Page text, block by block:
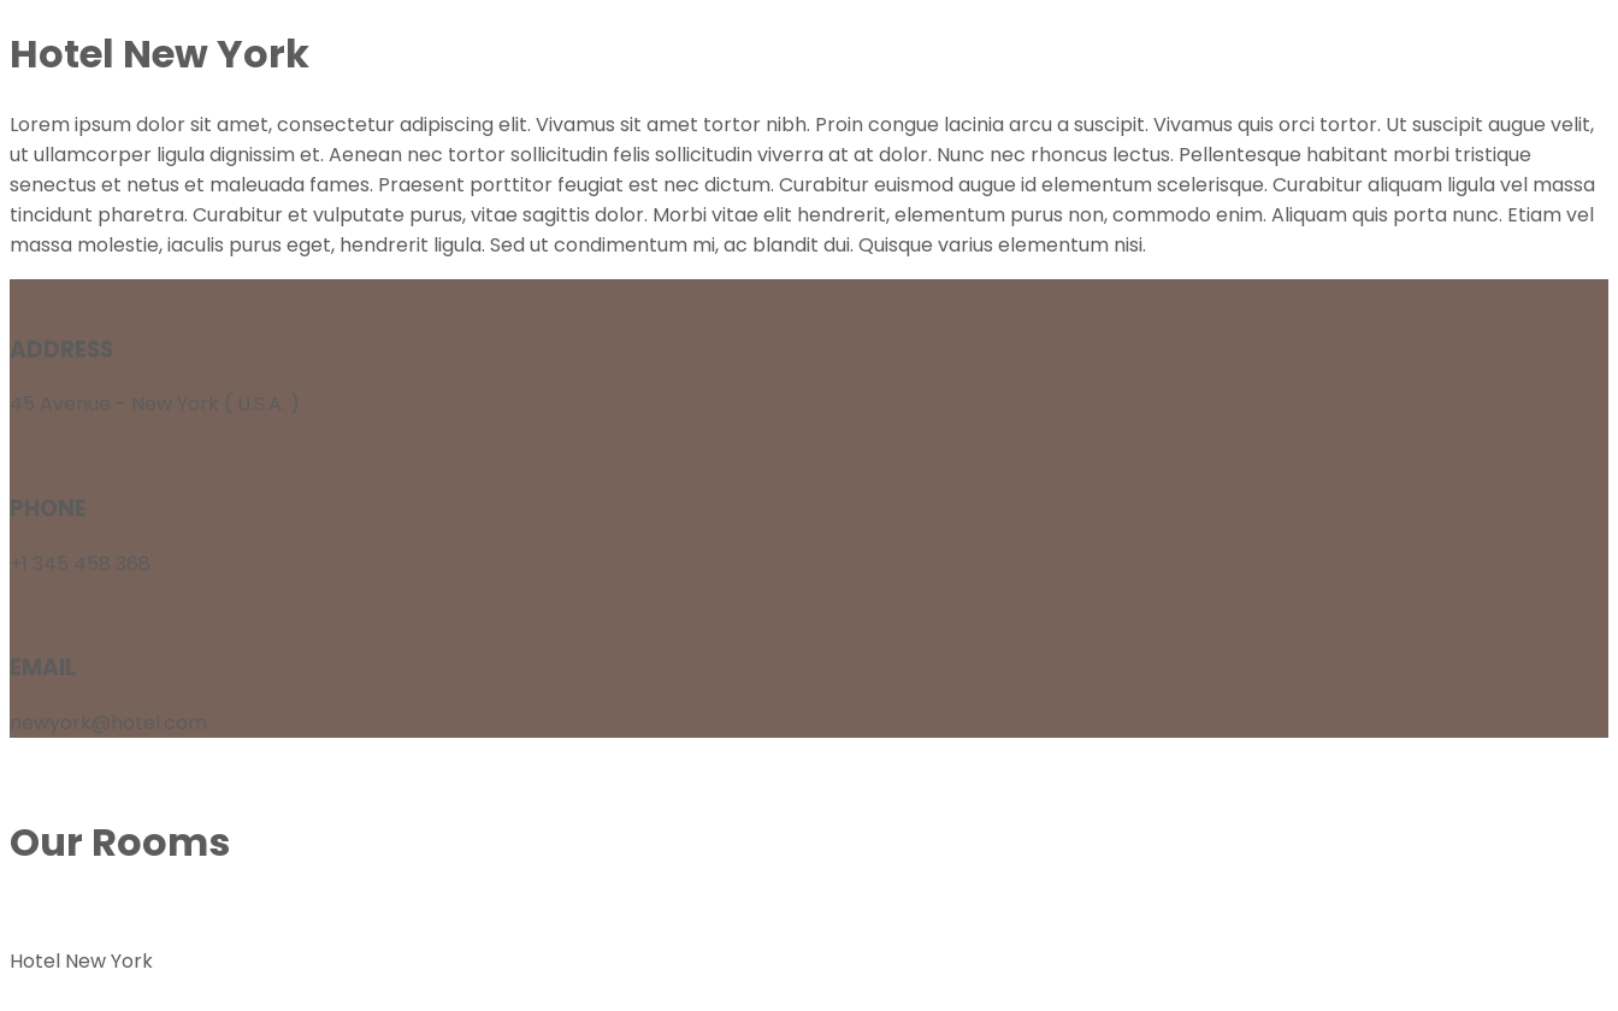
Hotel New York
Lorem ipsum dolor sit amet, consectetur adipiscing elit. Vivamus sit amet tortor nibh. Proin congue lacinia arcu a suscipit. Vivamus quis orci tortor. Ut suscipit augue velit,
ut ullamcorper ligula dignissim et. Aenean nec tortor sollicitudin felis sollicitudin viverra at at dolor. Nunc nec rhoncus lectus. Pellentesque habitant morbi tristique
senectus et netus et maleuada fames. Praesent porttitor feugiat est nec dictum. Curabitur euismod augue id elementum scelerisque. Curabitur aliquam ligula vel massa
tincidunt pharetra. Curabitur et vulputate purus, vitae sagittis dolor. Morbi vitae elit hendrerit, elementum purus non, commodo enim. Aliquam quis porta nunc. Etiam vel
massa molestie, iaculis purus eget, hendrerit ligula. Sed ut condimentum mi, ac blandit dui. Quisque varius elementum nisi.
ADDRESS
45 Avenue - New York ( U.S.A. )
PHONE
+1 345 458 368
EMAIL
newyork@hotel.com
Our Rooms
Hotel New York